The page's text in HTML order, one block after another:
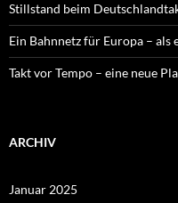
Stillstand beim
Ein Bahnnetz für Europa –
Takt vor Tempo – eine neue
ARCHIV
Januar 2025